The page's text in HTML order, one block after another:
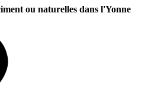
ou naturelles dans l'Yonne